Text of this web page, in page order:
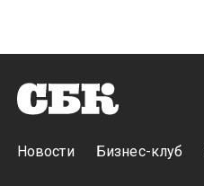
Новости Бизнес-клуб